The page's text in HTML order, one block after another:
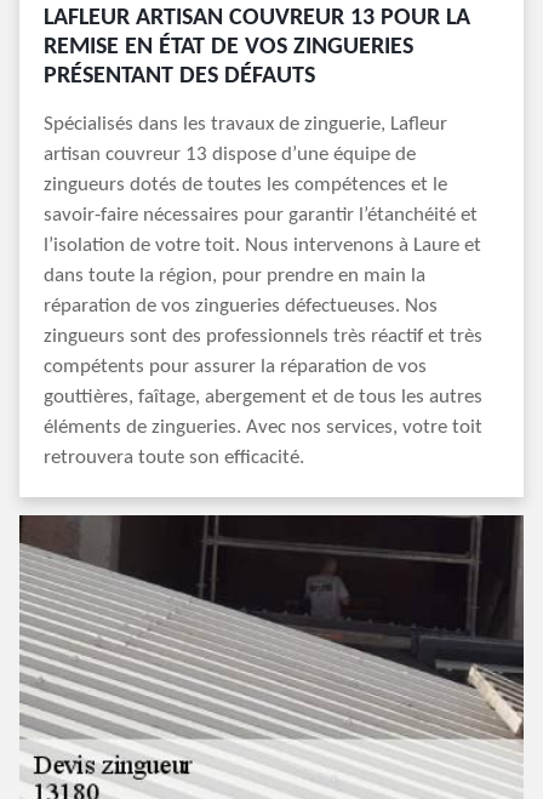
LAFLEUR ARTISAN COUVREUR 13 POUR LA
REMISE EN ÉTAT DE VOS ZINGUERIES
PRÉSENTANT DES DÉFAUTS
Spécialisés dans les travaux de zinguerie, Lafleur
artisan couvreur 13 dispose d’une équipe de
zingueurs dotés de toutes les compétences et le
savoir-faire nécessaires pour garantir l’étanchéité et
l’isolation de votre toit. Nous intervenons à Laure et
dans toute la région, pour prendre en main la
réparation de vos zingueries défectueuses. Nos
zingueurs sont des professionnels très réactif et très
compétents pour assurer la réparation de vos
gouttières, faîtage, abergement et de tous les autres
éléments de zingueries. Avec nos services, votre toit
retrouvera toute son efficacité.